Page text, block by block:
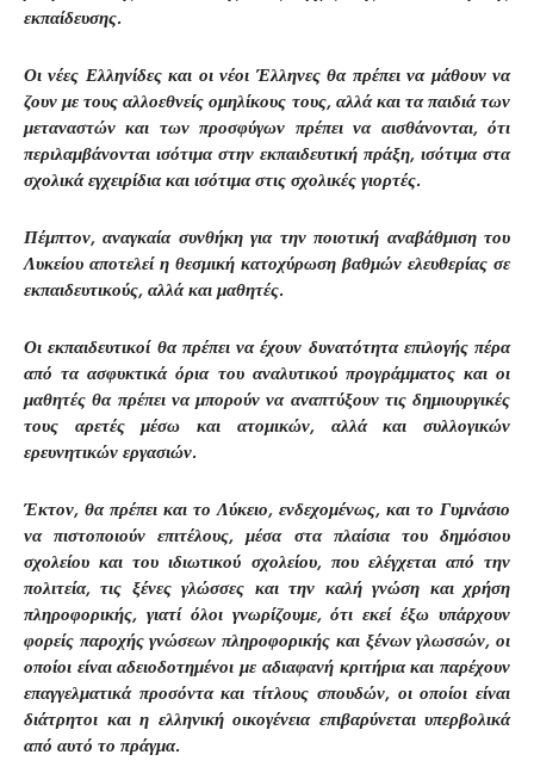
εκπαίδευσης.
Οι νέες Ελληνίδες και οι νέοι Έλληνες θα πρέπει να μάθουν να
ζουν με τους αλλοεθνείς ομηλίκους τους, αλλά και τα παιδιά των
μεταναστών και των προσφύγων πρέπει να αισθάνονται, ότι
περιλαμβάνονται ισότιμα στην εκπαιδευτική πράξη, ισότιμα στα
σχολικά εγχειρίδια και ισότιμα στις σχολικές γιορτές.
Πέμπτον, αναγκαία συνθήκη για την ποιοτική αναβάθμιση του
Λυκείου αποτελεί η θεσμική κατοχύρωση βαθμών ελευθερίας σε
εκπαιδευτικούς, αλλά και μαθητές.
Οι εκπαιδευτικοί θα πρέπει να έχουν δυνατότητα επιλογής πέρα
από τα ασφυκτικά όρια του αναλυτικού προγράμματος και οι
μαθητές θα πρέπει να μπορούν να αναπτύξουν τις δημιουργικές
τους αρετές μέσω και ατομικών, αλλά και συλλογικών
ερευνητικών εργασιών.
Έκτον, θα πρέπει και το Λύκειο, ενδεχομένως, και το Γυμνάσιο
να πιστοποιούν επιτέλους, μέσα στα πλαίσια του δημόσιου
σχολείου και του ιδιωτικού σχολείου, που ελέγχεται από την
πολιτεία, τις ξένες γλώσσες και την καλή γνώση και χρήση
πληροφορικής, γιατί όλοι γνωρίζουμε, ότι εκεί έξω υπάρχουν
φορείς παροχής γνώσεων πληροφορικής και ξένων γλωσσών, οι
οποίοι είναι αδειοδοτημένοι με αδιαφανή κριτήρια και παρέχουν
επαγγελματικά προσόντα και τίτλους σπουδών, οι οποίοι είναι
διάτρητοι και η ελληνική οικογένεια επιβαρύνεται υπερβολικά
από αυτό το πράγμα.